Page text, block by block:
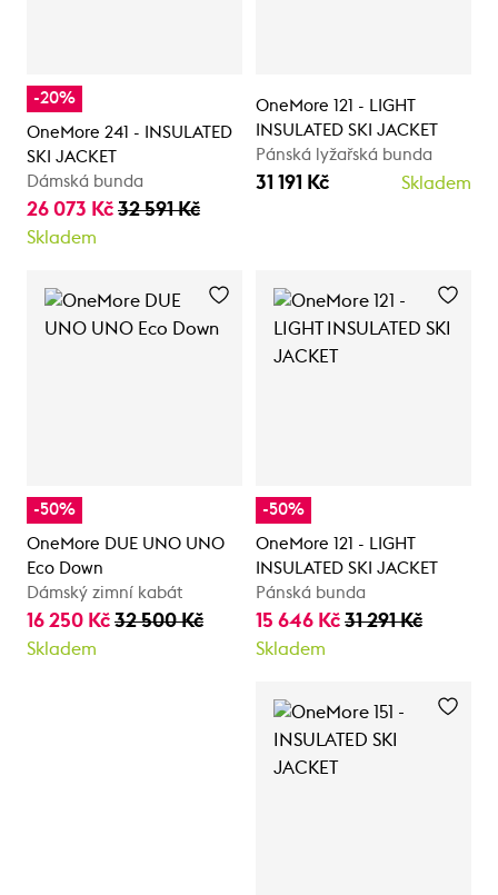
-20%
OneMore 241 - INSULATED
SKI JACKET
Dámská bunda
26 073 Kč 32 591 Kč
Skladem
OneMore 121 - LIGHT
INSULATED SKI JACKET
Pánská lyžařská bunda
31 191 Kč Skladem
-50%
OneMore DUE UNO UNO
Eco Down
Dámský zimní kabát
16 250 Kč 32 500 Kč
Skladem
-50%
OneMore 121 - LIGHT
INSULATED SKI JACKET
Pánská bunda
15 646 Kč 31 291 Kč
Skladem